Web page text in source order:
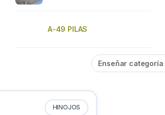
A-49 PILAS
Enseñar categoría
HINOJOS